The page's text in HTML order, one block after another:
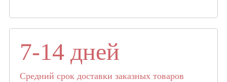
7-14 дней
Средний срок доставки заказных товаров